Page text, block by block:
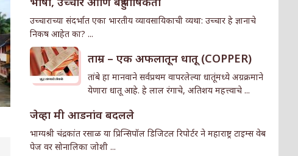
उच्चाराच्या संदर्भात एका भारतीय व्यावसायिकाची व्यथा: उच्चार हे ज्ञानाचे
निकष आहेत का? ...
ताम्र – एक अफलातून धातू (COPPER)
तांबे हा मानवाने सर्वप्रथम वापरलेल्या धातूंमध्ये अग्रक्रमाने
येणारा धातू आहे. हे लाल रंगाचे, अतिशय महत्त्वाचे ...
जेव्हा मी आडनांव बदलले
भाग्यश्री चंद्रकांत रसाळ या प्रिन्सिपॉल डिजिटल रिपोर्टर ने महाराष्ट्र टाइम्स वेब
पेज वर सोनालिका जोशी ...